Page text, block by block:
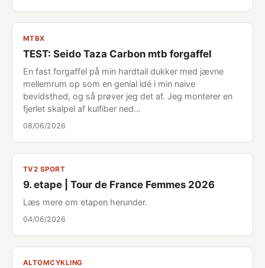
MTBX
TEST: Seido Taza Carbon mtb forgaffel
En fast forgaffel på min hardtail dukker med jævne
mellemrum op som en genial idé i min naive
bevidsthed, og så prøver jeg det af. Jeg monterer en
fjerlet skalpel af kulfiber ned…
08/06/2026
TV2 SPORT
9. etape | Tour de France Femmes 2026
Læs mere om etapen herunder.
04/06/2026
ALTOMCYKLING